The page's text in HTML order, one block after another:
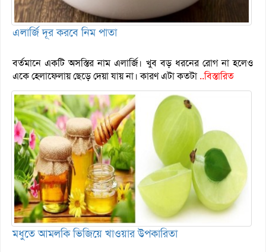
এলার্জি দূর করবে নিম পাতা
বর্তমানে একটি অসস্তির নাম এলার্জি। খুব বড় ধরনের রোগ না হলেও
একে হেলাফেলায় ছেড়ে দেয়া যায় না। কারণ এটা কতটা..বিস্তারিত
মধুতে আমলকি ভিজিয়ে খাওয়ার উপকারিতা